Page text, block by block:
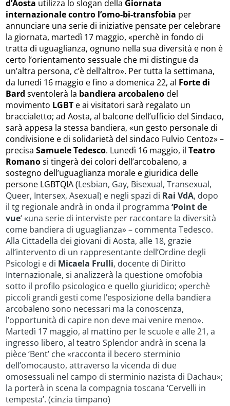
d’Aosta utilizza lo slogan della Giornata
internazionale contro l’omo-bi-transfobia per
annunciare una serie di iniziative pensate per celebrare
la giornata, martedì 17 maggio, «perchè in fondo di
tratta di uguaglianza, ognuno nella sua diversità e non è
certo l’orientamento sessuale che mi distingue da
un’altra persona, c’è dell’altro». Per tutta la settimana,
da lunedì 16 maggio e fino a domenica 22, al Forte di
Bard sventolerà la bandiera arcobalenodel
movimento LGBT e ai visitatori sarà regalato un
braccialetto; ad Aosta, al balcone dell’ufficio del Sindaco,
sarà appesa la stessa bandiera, «un gesto personale di
condivisione e di solidarietà del sindaco Fulvio Centoz» –
precisaSamuele Tedesco. Lunedì 16 maggio, ilTeatro
Romanosi tingerà dei colori dell’arcobaleno, a
sostegno dell’uguaglianza morale e giuridica delle
persone LGBTQIA (Lesbian, Gay, Bisexual, Transexual,
Queer, Intersex, Asexual) e negli spazi di Rai VdA, dopo
il tg regionale andrà in onda il programma‘Point de
vue‘ «una serie di interviste per raccontare la diversità
come bandiera di uguaglianza» – commenta Tedesco.
Alla Cittadella dei giovani di Aosta, alle 18, grazie
all’intervento di un rappresentante dell’Ordine degli
Psicologi e di Micaela Frulli, docente di Diritto
Internazionale, si analizzerà la questione omofobia
sotto il profilo psicologico e quello giuridico; «perchè
piccoli grandi gesti come l’esposizione della bandiera
arcobaleno sono necessari ma la conoscenza,
l’opportunità di capire non deve mai venire meno».
Martedì 17 maggio, al mattino per le scuole e alle 21, a
ingresso libero, al teatro Splendor andrà in scena la
pièce ‘Bent’ che «racconta il becero sterminio
dell’omocausto, attraverso la vicenda di due
omosessuali nel campo di sterminio nazista di Dachau»;
la porterà in scena la compagnia toscana ‘Cervelli in
tempesta’. (cinzia timpano)